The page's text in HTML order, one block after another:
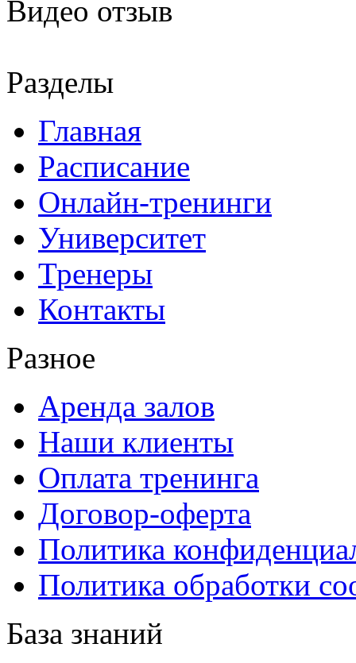
Видео отзыв
Разделы
Главная
Расписание
Онлайн-тренинги
Университет
Тренеры
Контакты
Разное
Аренда залов
Наши клиенты
Оплата тренинга
Договор-оферта
Политика
Политика обработки
База знаний